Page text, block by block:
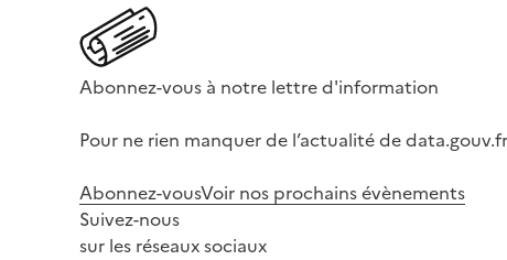
Abonnez-vous à notre lettre d'information
Pour ne rien manquer de l’actualité de
Abonnez-vousVoir nos prochains évènements
Suivez-nous
sur les réseaux sociaux